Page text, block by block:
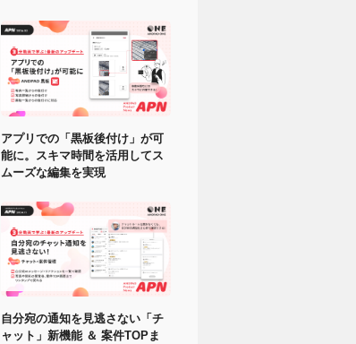
アプリでの「黒板後付け」が可
能に。スキマ時間を活用してス
ムーズな編集を実現
自分宛の通知を見逃さない「チ
ャット」新機能 ＆ 案件TOPま